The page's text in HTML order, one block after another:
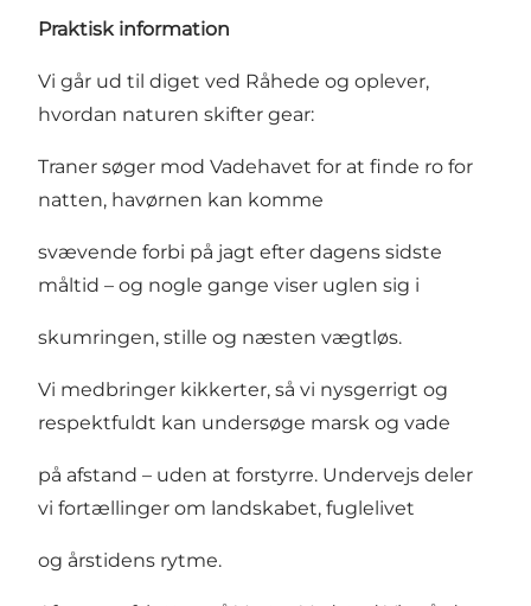
Praktisk information
Vi går ud til diget ved Råhede og oplever,
hvordan naturen skifter gear:
Traner søger mod Vadehavet for at finde ro for
natten, havørnen kan komme
svævende forbi på jagt efter dagens sidste
måltid – og nogle gange viser uglen sig i
skumringen, stille og næsten vægtløs.
Vi medbringer kikkerter, så vi nysgerrigt og
respektfuldt kan undersøge marsk og vade
på afstand – uden at forstyrre. Undervejs deler
vi fortællinger om landskabet, fuglelivet
og årstidens rytme.